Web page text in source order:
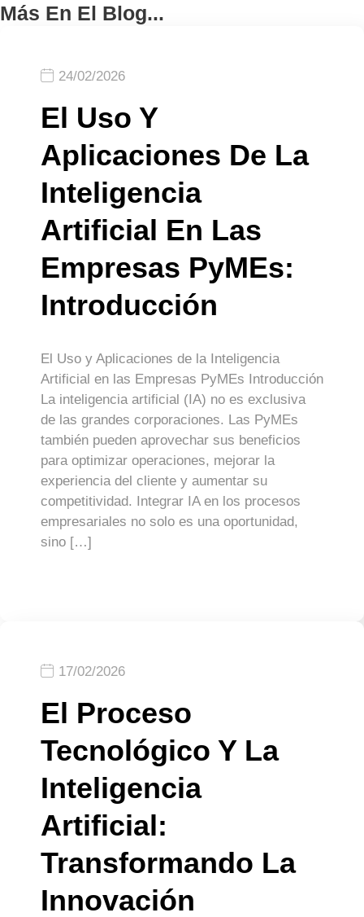
Más En El Blog...
24/02/2026
El Uso Y
Aplicaciones De La
Inteligencia
Artificial En Las
Empresas PyMEs:
Introducción
El Uso y Aplicaciones de la Inteligencia
Artificial en las Empresas PyMEs Introducción
La inteligencia artificial (IA) no es exclusiva
de las grandes corporaciones. Las PyMEs
también pueden aprovechar sus beneficios
para optimizar operaciones, mejorar la
experiencia del cliente y aumentar su
competitividad. Integrar IA en los procesos
empresariales no solo es una oportunidad,
sino […]
17/02/2026
El Proceso
Tecnológico Y La
Inteligencia
Artificial:
Transformando La
Innovación